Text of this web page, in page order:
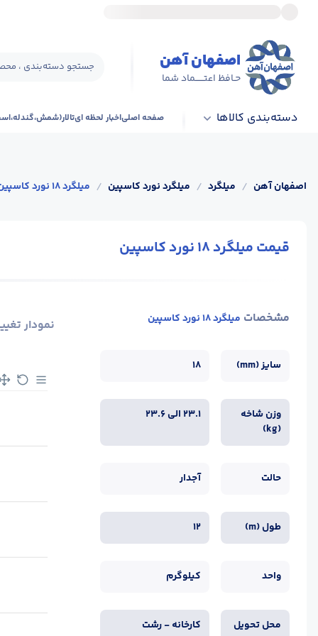
اصفهان آهن
حـافظ اعتــــــماد شما
جستجو دسته‌بندی ،
دسته‌بندی کالاها صفحه اصلیاخبار لحظه ای
اصفهان آهن / میلگرد / میلگرد نورد کاسپین / میلگرد 18 نورد کاسپین
قیمت میلگرد 18 نورد کاسپین
مشخصات میلگرد 18 نورد کاسپین
سایز (mm) 18
وزن شاخه
(kg)
23.1 الی 23.6
حالت آجدار
طول (m) 12
واحد کیلوگرم
محل تحویل کارخانه - رشت
نمودار